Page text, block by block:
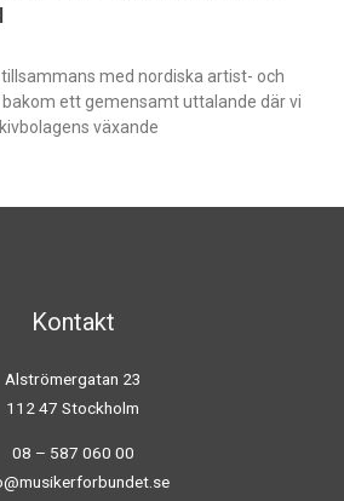
med nordiska artist- och
ett gemensamt uttalande där vi
växande
Kontakt
Alströmergatan 23
112 47 Stockholm
08 – 587 060 00